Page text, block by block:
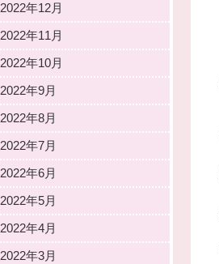
2022年12月
2022年11月
2022年10月
2022年9月
2022年8月
2022年7月
2022年6月
2022年5月
2022年4月
2022年3月